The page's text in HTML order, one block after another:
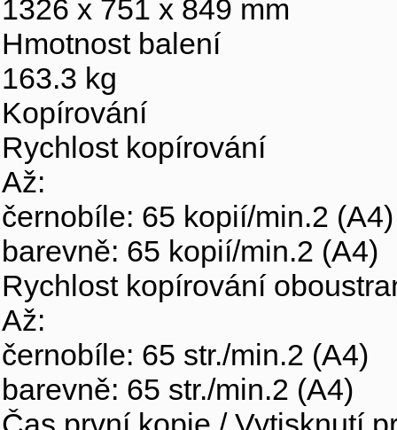
1326 x 751 x 849 mm
Hmotnost balení
163.3 kg
Kopírování
Rychlost kopírování
Až:
černobíle: 65 kopií/min.2 (A4)
barevně: 65 kopií/min.2 (A4)
Rychlost kopírování
Až:
černobíle: 65 str./min.2 (A4)
barevně: 65 str./min.2 (A4)